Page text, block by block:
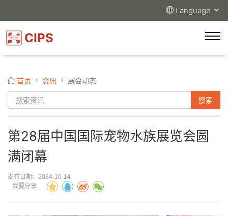
Language
CIPS
首页 资讯 展会动态
第28届中国国际宠物水族展览会圆
满闭幕
发布日期：2024-10-14
我要分享